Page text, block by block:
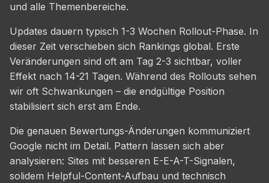
und alle Themenbereiche.
Updates dauern typisch 1-3 Wochen Rollout-Phase. In
dieser Zeit verschieben sich Rankings global. Erste
Veränderungen sind oft am Tag 2-3 sichtbar, voller
Effekt nach 14-21 Tagen. Während des Rollouts sehen
wir oft Schwankungen – die endgültige Position
stabilisiert sich erst am Ende.
Die genauen Bewertungs-Änderungen kommuniziert
Google nicht im Detail. Pattern lassen sich aber
analysieren: Sites mit besseren E-E-A-T-Signalen,
solidem Helpful-Content-Aufbau und technisch